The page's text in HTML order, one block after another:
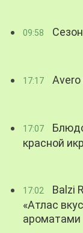
09:58
17:17
17:07
красной
17:02
Balzi
«Атлас
ароматами